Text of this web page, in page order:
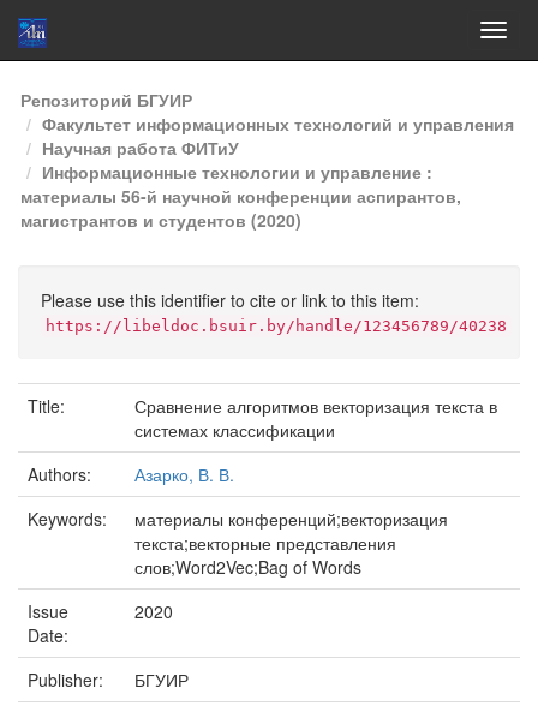
Skip
navigation
Репозиторий БГУИР
Факультет информационных технологий и управления
Научная работа ФИТиУ
Информационные технологии и управление :
материалы 56-й научной конференции аспирантов,
магистрантов и студентов (2020)
Please use this identifier to cite or link to this item:
https://libeldoc.bsuir.by/handle/123456789/40238
Title:
Сравнение алгоритмов векторизация текста в
системах классификации
Authors:
Азарко, В. В.
Keywords:
материалы конференций;векторизация
текста;векторные представления
слов;Word2Vec;Bag of Words
Issue
Date:
2020
Publisher:
БГУИР